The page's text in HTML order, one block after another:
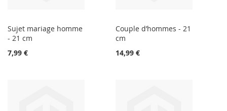
Sujet mariage homme
- 21 cm
7,99 €
Couple d’hommes - 21
cm
14,99 €